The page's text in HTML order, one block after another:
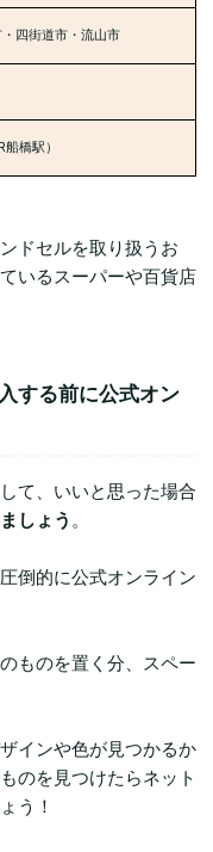
四街道市・流山市
橋駅）
ドセルを取り扱うお
いるスーパーや百貨店
する前に公式オン
て、いいと思った場合
しょう 。
倒的に公式オンライン
ものを置く分、スペー
インや色が見つかるか
のを見つけたらネット
う！